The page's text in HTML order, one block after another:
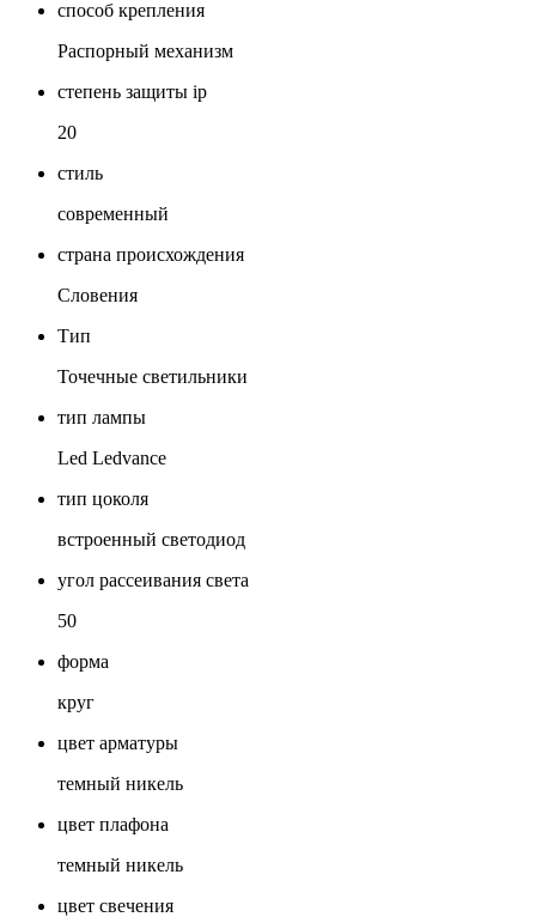
способ крепления
Распорный механизм
степень защиты ip
20
стиль
современный
страна происхождения
Словения
Тип
Точечные светильники
тип лампы
Led Ledvance
тип цоколя
встроенный светодиод
угол рассеивания света
50
форма
круг
цвет арматуры
темный никель
цвет плафона
темный никель
цвет свечения